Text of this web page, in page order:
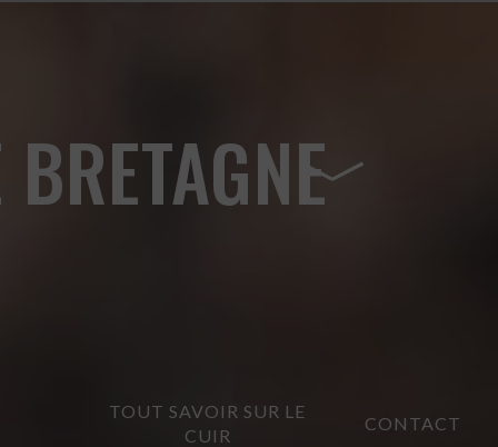
TOUT SAVOIR SUR LE
CUIR
CONTACT